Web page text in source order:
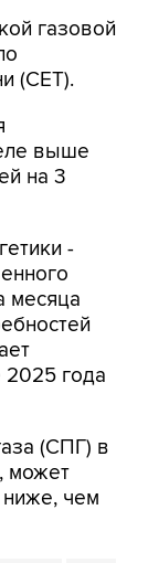
газовой
(CET).
выше
на 3
-
месяца
2025 года
(СПГ) в
может
ниже, чем